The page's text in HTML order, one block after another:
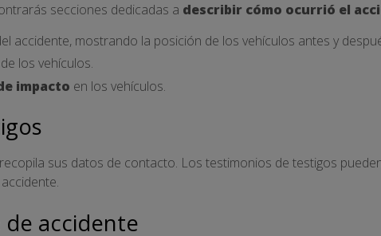
secciones dedicadas a describir cómo ocurrió el
accidente, mostrando la posición de los vehículos antes y
de los vehículos.
impacto en los vehículos.
sus datos de contacto. Los testimonios de testigos
de accidente